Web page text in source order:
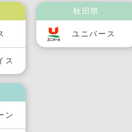
ス
秋田県
ユニバース
ン